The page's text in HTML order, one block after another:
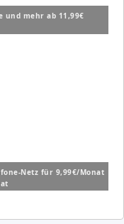
und mehr ab 11,99€
Netz für 9,99€/Monat